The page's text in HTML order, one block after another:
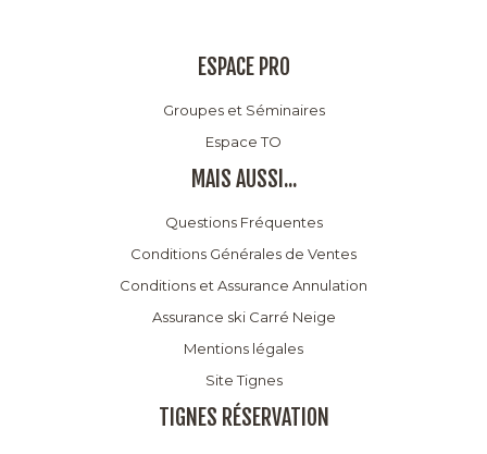
ESPACE PRO
Groupes et Séminaires
Espace TO
MAIS AUSSI...
Questions Fréquentes
Conditions Générales de Ventes
Conditions et Assurance Annulation
Assurance ski Carré Neige
Mentions légales
Site Tignes
TIGNES RÉSERVATION